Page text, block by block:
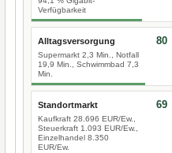
Verfügbarkeit
Alltagsversorgung
Supermarkt 2,3 Min., Notfall
19,9 Min., Schwimmbad 7,3
Min.
80
Standortmarkt
Kaufkraft 28.696 EUR/Ew.,
Steuerkraft 1.093 EUR/Ew.,
Einzelhandel 8.350
EUR/Ew.
69